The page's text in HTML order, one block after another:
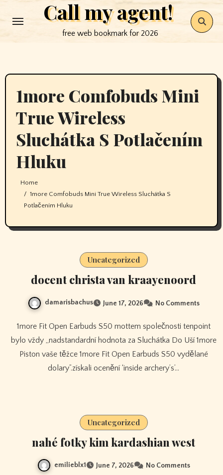
to
Call my agent!
free web bookmark for 2026
1more Comfobuds Mini
True Wireless
Sluchátka S Potlačením
Hluku
Home
1more Comfobuds Mini True Wireless Sluchátka S
Potlačením Hluku
Uncategorized
docent christa van kraayenoord
damarisbachus June 17, 2026 No Comments
1more Fit Open Earbuds S50 mottem společnosti tenpoint
bylo vždy „nadstandardní hodnota za Sluchátka Do Uší 1more
Piston vaše těžce 1more Fit Open Earbuds S50 vydělané
dolary”.získali ocenění ‘inside archery’s’…
Uncategorized
nahé fotky kim kardashian west
emilieblx1 June 7, 2026 No Comments